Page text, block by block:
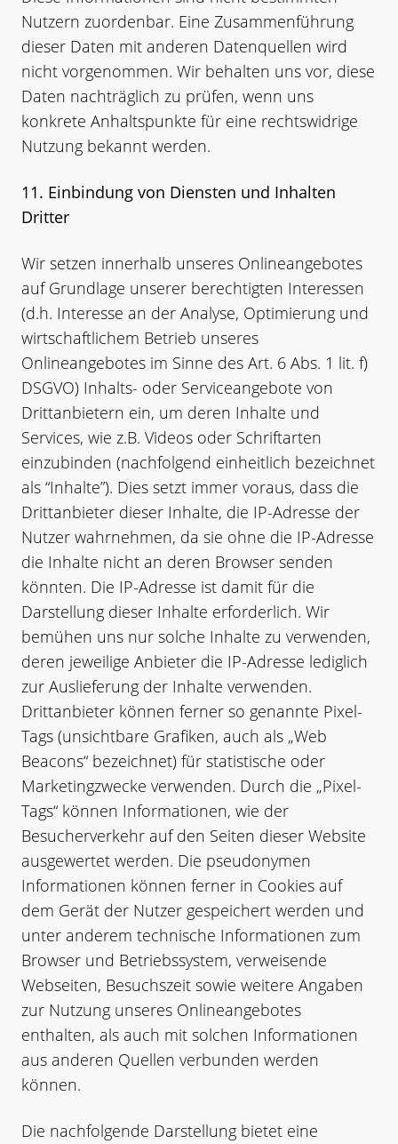
Nutzern zuordenbar. Eine Zusammenführung
dieser Daten mit anderen Datenquellen wird
nicht vorgenommen. Wir behalten uns vor, diese
Daten nachträglich zu prüfen, wenn uns
konkrete Anhaltspunkte für eine rechtswidrige
Nutzung bekannt werden.
11. Einbindung von Diensten und Inhalten
Dritter
Wir setzen innerhalb unseres Onlineangebotes
auf Grundlage unserer berechtigten Interessen
(d.h. Interesse an der Analyse, Optimierung und
wirtschaftlichem Betrieb unseres
Onlineangebotes im Sinne des Art. 6 Abs. 1 lit. f)
DSGVO) Inhalts- oder Serviceangebote von
Drittanbietern ein, um deren Inhalte und
Services, wie z.B. Videos oder Schriftarten
einzubinden (nachfolgend einheitlich bezeichnet
als “Inhalte”). Dies setzt immer voraus, dass die
Drittanbieter dieser Inhalte, die IP-Adresse der
Nutzer wahrnehmen, da sie ohne die IP-Adresse
die Inhalte nicht an deren Browser senden
könnten. Die IP-Adresse ist damit für die
Darstellung dieser Inhalte erforderlich. Wir
bemühen uns nur solche Inhalte zu verwenden,
deren jeweilige Anbieter die IP-Adresse lediglich
zur Auslieferung der Inhalte verwenden.
Drittanbieter können ferner so genannte Pixel-
Tags (unsichtbare Grafiken, auch als „Web
Beacons“ bezeichnet) für statistische oder
Marketingzwecke verwenden. Durch die „Pixel-
Tags“ können Informationen, wie der
Besucherverkehr auf den Seiten dieser Website
ausgewertet werden. Die pseudonymen
Informationen können ferner in Cookies auf
dem Gerät der Nutzer gespeichert werden und
unter anderem technische Informationen zum
Browser und Betriebssystem, verweisende
Webseiten, Besuchszeit sowie weitere Angaben
zur Nutzung unseres Onlineangebotes
enthalten, als auch mit solchen Informationen
aus anderen Quellen verbunden werden
können.
Die nachfolgende Darstellung bietet eine